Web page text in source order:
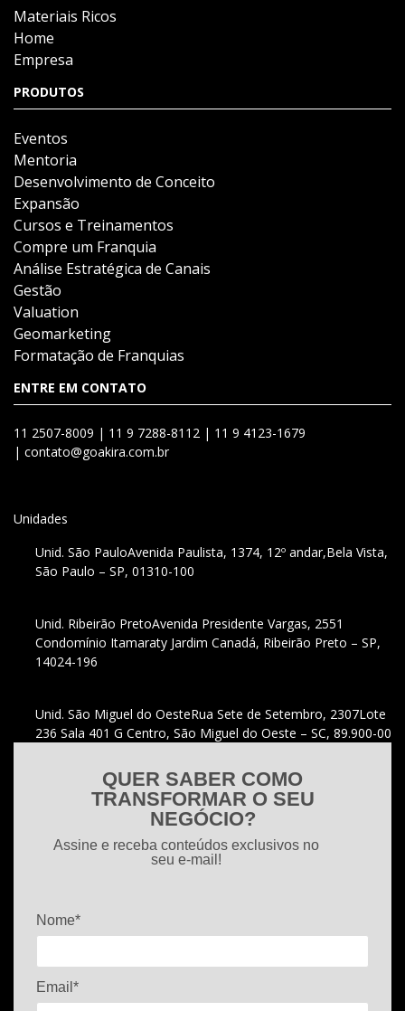
Materiais Ricos
Home
Empresa
PRODUTOS
Eventos
Mentoria
Desenvolvimento de Conceito
Expansão
Cursos e Treinamentos
Compre um Franquia
Análise Estratégica de Canais
Gestão
Valuation
Geomarketing
Formatação de Franquias
ENTRE EM CONTATO
11 2507-8009 | 11 9 7288-8112 | 11 9 4123-1679
| contato@goakira.com.br
Unidades
Unid. São PauloAvenida Paulista, 1374, 12º andar,Bela Vista,
São Paulo – SP, 01310-100
Unid. Ribeirão PretoAvenida Presidente Vargas, 2551
Condomínio Itamaraty Jardim Canadá, Ribeirão Preto – SP,
14024-196
Unid. São Miguel do OesteRua Sete de Setembro, 2307Lote
236 Sala 401 G Centro, São Miguel do Oeste – SC, 89.900-00
QUER SABER COMO
TRANSFORMAR O SEU
NEGÓCIO?
Assine e receba conteúdos exclusivos no
seu e-mail!
Nome*
Email*